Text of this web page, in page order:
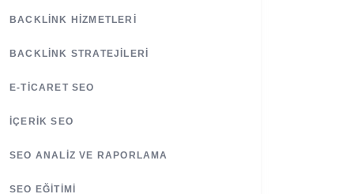
BACKLINK HIZMETLERI
BACKLINK STRATEJILERI
E-TICARET SEO
İÇERIK SEO
SEO ANALIZ VE RAPORLAMA
SEO EĞITIMI